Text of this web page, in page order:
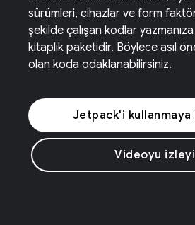
sürümleri, cihazlar ve form
şekilde çalışan kodlar
kitaplık paketidir. Böylece asıl
olan koda odaklanabilirsiniz.
Jetpack'i kullanmaya
Videoyu